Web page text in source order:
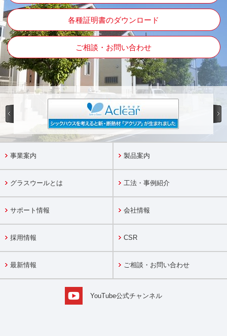
各種証明書のダウンロード
ご相談・お問い合わせ
事業案内 製品案内
グラスウールとは 工法・事例紹介
サポート情報 会社情報
採用情報 CSR
最新情報 ご相談・お問い合わせ
YouTube公式チャンネル